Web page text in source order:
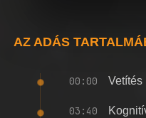
AZ ADÁS
00:00 Vetítés
03:40